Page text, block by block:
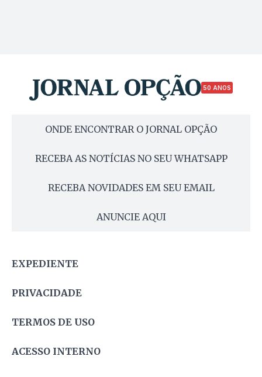
50 ANOS
ONDE ENCONTRAR O JORNAL OPÇÃO
RECEBA AS NOTÍCIAS NO SEU WHATSAPP
RECEBA NOVIDADES EM SEU EMAIL
ANUNCIE AQUI
EXPEDIENTE
PRIVACIDADE
TERMOS DE USO
ACESSO INTERNO